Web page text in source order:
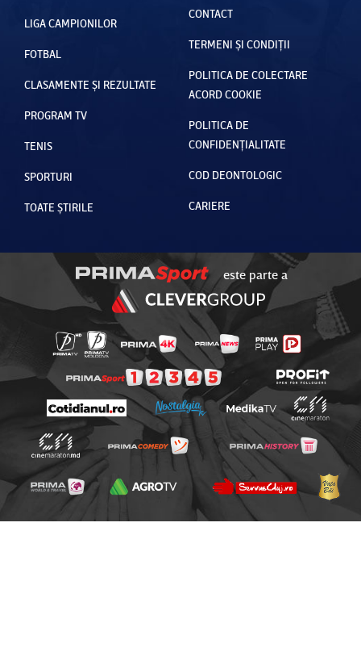
LIGA CAMPIONILOR
FOTBAL
CLASAMENTE ȘI REZULTATE
PROGRAM TV
TENIS
SPORTURI
TOATE ȘTIRILE
CONTACT
TERMENI ȘI CONDIȚII
POLITICA DE COLECTARE
ACORD COOKIE
POLITICA DE
CONFIDENȚIALITATE
COD DEONTOLOGIC
CARIERE
este parte a